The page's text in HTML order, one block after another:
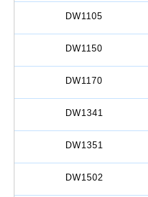
DW1105
DW1150
DW1170
DW1341
DW1351
DW1502